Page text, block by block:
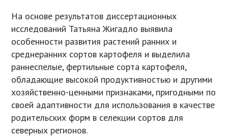
На основе результатов диссертационных
исследований Татьяна Жигадло выявила
особенности развития растений ранних и
среднеранних сортов картофеля и выделила
раннеспелые, фертильные сорта картофеля,
обладающие высокой продуктивностью и другими
хозяйственно-ценными признаками, пригодными по
своей адаптивности для использования в качестве
родительских форм в селекции сортов для
северных регионов.